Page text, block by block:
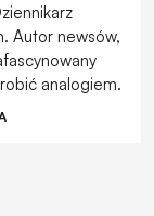
Autor newsów,
analogiem.